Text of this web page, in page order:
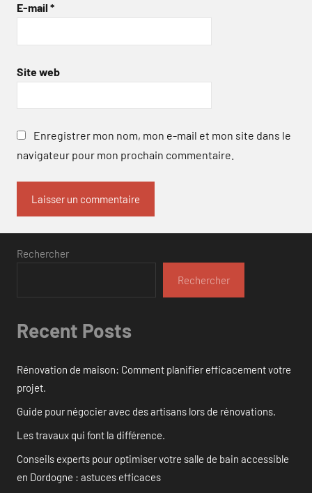
E-mail *
Site web
Enregistrer mon nom, mon e-mail et mon site dans le
navigateur pour mon prochain commentaire.
Rechercher
Rechercher
Recent Posts
Rénovation de maison: Comment planifier efficacement votre
projet.
Guide pour négocier avec des artisans lors de rénovations.
Les travaux qui font la différence.
Conseils experts pour optimiser votre salle de bain accessible
en Dordogne : astuces efficaces